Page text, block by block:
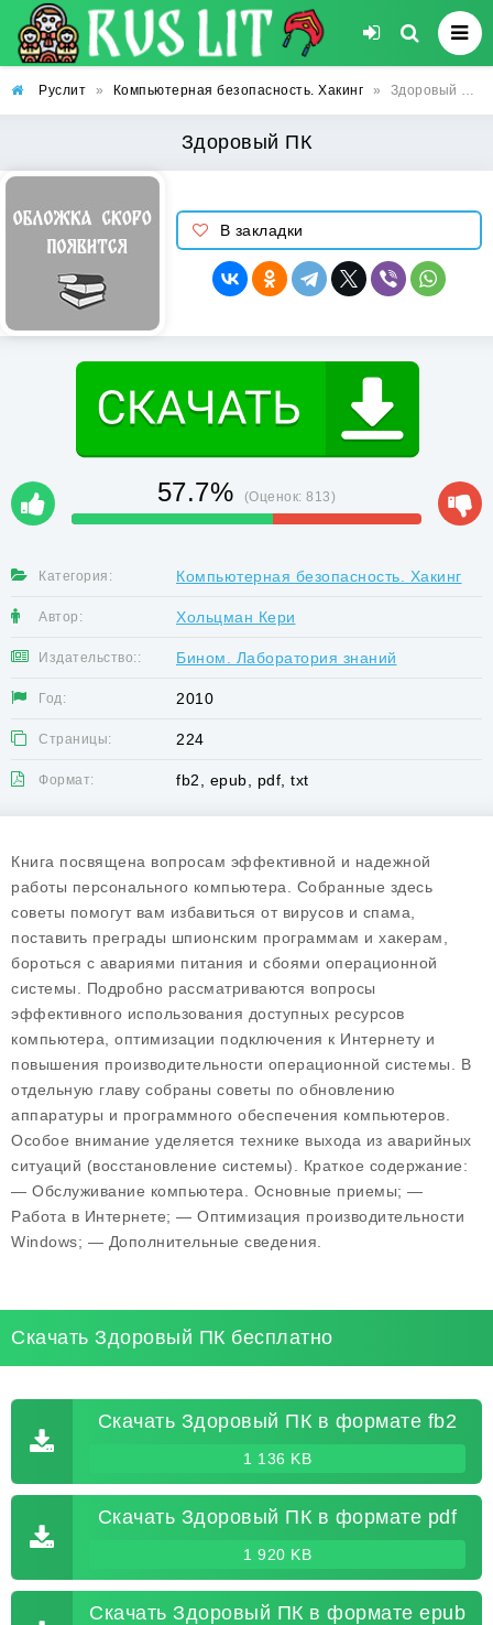
Руслит » Компьютерная безопасность. Хакинг » Здоровый ПК
Здоровый ПК
В закладки
57.7% (Оценок:813)
Категория: Компьютерная безопасность. Хакинг
Автор: Хольцман Кери
Издательство:: Бином. Лаборатория знаний
Год: 2010
Страницы: 224
Формат: fb2, epub, pdf, txt
Книга посвящена вопросам эффективной и надежной
работы персонального компьютера. Собранные здесь
советы помогут вам избавиться от вирусов и спама,
поставить преграды шпионским программам и хакерам,
бороться с авариями питания и сбоями операционной
системы. Подробно рассматриваются вопросы
эффективного использования доступных ресурсов
компьютера, оптимизации подключения к Интернету и
повышения производительности операционной системы. В
отдельную главу собраны советы по обновлению
аппаратуры и программного обеспечения компьютеров.
Особое внимание уделяется технике выхода из аварийных
ситуаций (восстановление системы). Краткое содержание:
— Обслуживание компьютера. Основные приемы; —
Работа в Интернете; — Оптимизация производительности
Windows; — Дополнительные сведения.
Скачать Здоровый ПК бесплатно
Скачать Здоровый ПК в формате fb2
1 136 KB
Скачать Здоровый ПК в формате pdf
1 920 KB
Скачать Здоровый ПК в формате epub